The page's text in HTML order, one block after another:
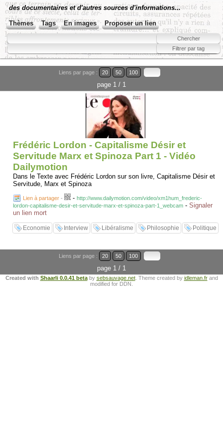
des documentaires et d'autres sources d'informations...
Thèmes Tags En images Proposer un lien
Liens par page : 20 50 100
page 1 / 1
Frédéric Lordon - Capitalisme Désir et
Servitude Marx et Spinoza Part 1 - Vidéo
Dailymotion
Dans le Texte avec Frédéric Lordon sur son livre, Capitalisme Désir et
Servitude, Marx et Spinoza
Lien à partager - - http://www.dailymotion.com/video/xm1hum_frederic-
lordon-capitalisme-desir-et-servitude-marx-et-spinoza-part-1_webcam - Signaler
un lien mort
Economie Interview Libéralisme Philosophie Politique
Liens par page : 20 50 100
page 1 / 1
Created with Shaarli 0.0.41 betaby sebsauvage.net. Theme created by idleman.frand
modified for DDN.